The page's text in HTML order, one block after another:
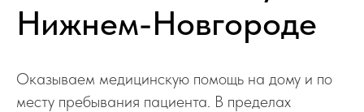
Нижнем-Новгороде
Оказываем медицинскую помощь на дому и по
месту пребывания пациента. В пределах